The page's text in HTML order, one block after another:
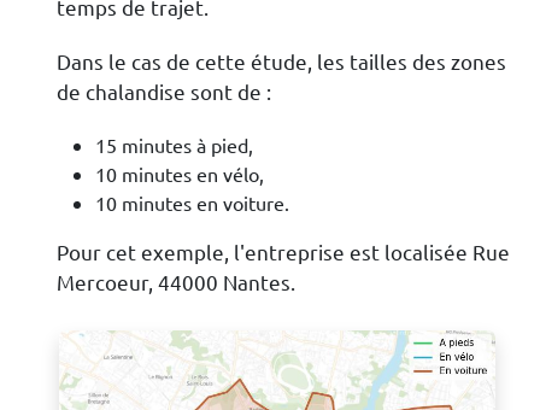
temps de trajet.
Dans le cas de cette étude, les tailles des zones
de chalandise sont de :
15 minutes à pied,
10 minutes en vélo,
10 minutes en voiture.
Pour cet exemple, l'entreprise est localisée Rue
Mercoeur, 44000 Nantes.